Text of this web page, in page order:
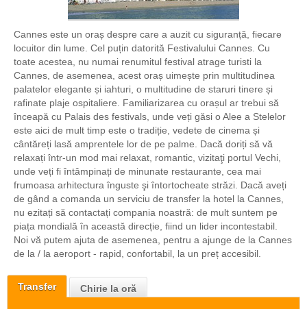
Transfer Chirie la oră
Cannes este un oraș despre care a auzit cu siguranță, fiecare
locuitor din lume. Cel puțin datorită Festivalului Cannes. Cu
toate acestea, nu numai renumitul festival atrage turisti la
Cannes, de asemenea, acest oraș uimește prin multitudinea
palatelor elegante și iahturi, o multitudine de staruri tinere și
rafinate plaje ospitaliere. Familiarizarea cu orașul ar trebui să
înceapă cu Palais des festivals, unde veți găsi o Alee a Stelelor
este aici de mult timp este o tradiție, vedete de cinema și
cântăreți lasă amprentele lor de pe palme. Dacă doriți să vă
relaxați într-un mod mai relaxat, romantic, vizitaţi portul Vechi,
unde veți fi întâmpinați de minunate restaurante, cea mai
frumoasa arhitectura înguste şi întortocheate străzi. Dacă aveți
de gând a comanda un serviciu de transfer la hotel la Cannes,
nu ezitați să contactați compania noastră: de mult suntem pe
piața mondială în această direcție, fiind un lider incontestabil.
Noi vă putem ajuta de asemenea, pentru a ajunge de la Cannes
de la / la aeroport - rapid, confortabil, la un preț accesibil.